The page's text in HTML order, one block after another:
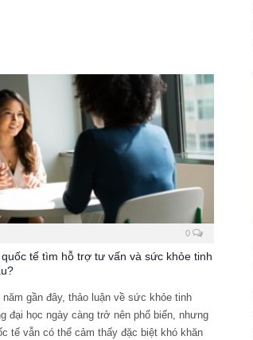
0
tế tìm hỗ trợ tư vấn và sức khỏe tinh
năm gần đây, thảo luận về sức khỏe tinh
đại học ngày càng trở nên phổ biến, nhưng
tế vẫn có thể cảm thấy đặc biệt khó khăn